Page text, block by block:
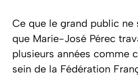
Ce que le grand public ne
que Marie-José Pérec
plusieurs années comme
sein de la Fédération